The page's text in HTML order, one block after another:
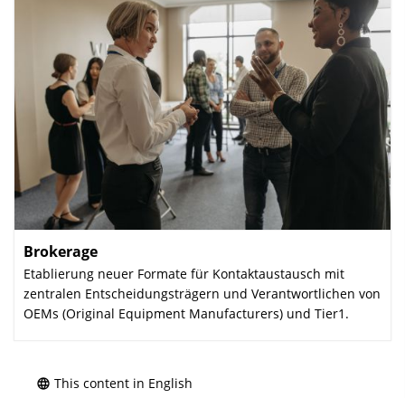
Brokerage
Etablierung neuer Formate für Kontaktaustausch mit
zentralen Entscheidungsträgern und Verantwortlichen von
OEMs (Original Equipment Manufacturers) und Tier1.
This content in English